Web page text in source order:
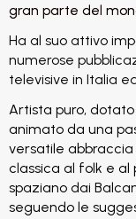
gran parte del
Ha al suo attivo
numerose
televisive in Italia
Artista puro,
animato da una
versatile
classica al folk e al
spaziano dai
seguendo le